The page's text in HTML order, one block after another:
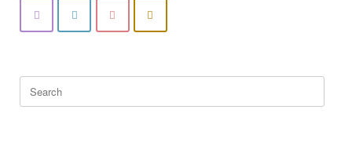
Search
for: